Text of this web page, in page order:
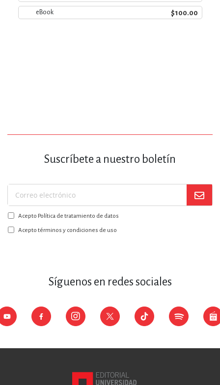
eBook $100.00
Suscríbete a nuestro boletín
Suscríbase
a
nuestro
boletín:
Acepto Política de tratamiento de datos
Acepto términos y condiciones de uso
Síguenos en redes sociales